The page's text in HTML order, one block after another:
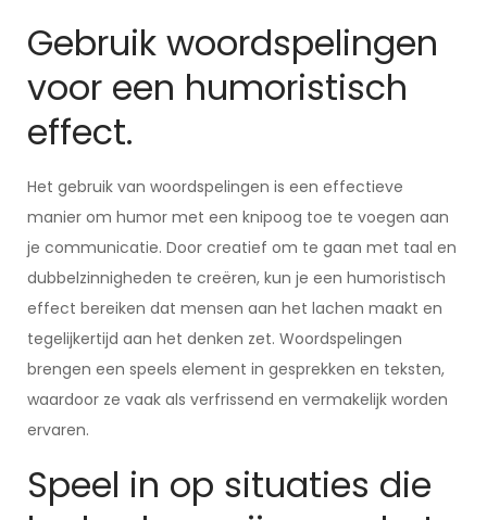
Gebruik woordspelingen
voor een humoristisch
effect.
Het gebruik van woordspelingen is een effectieve
manier om humor met een knipoog toe te voegen aan
je communicatie. Door creatief om te gaan met taal en
dubbelzinnigheden te creëren, kun je een humoristisch
effect bereiken dat mensen aan het lachen maakt en
tegelijkertijd aan het denken zet. Woordspelingen
brengen een speels element in gesprekken en teksten,
waardoor ze vaak als verfrissend en vermakelijk worden
ervaren.
Speel in op situaties die